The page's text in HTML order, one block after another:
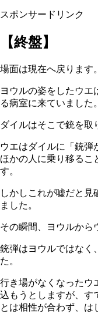
スポンサードリンク
【終盤】
場面は現在へ戻ります。
ヨウルの姿をしたウエ
る病室に来ていました。
ダイルはそこで銃を取
ウエはダイルに「銃弾
ほかの人に乗り移るこ
す。
しかしこれが嘘だと
ました。
その瞬間、ヨウルから
銃弾はヨウルではなく
た。
行き場がなくなったウ
込もうとしますが、す
とは相性が合わず、は